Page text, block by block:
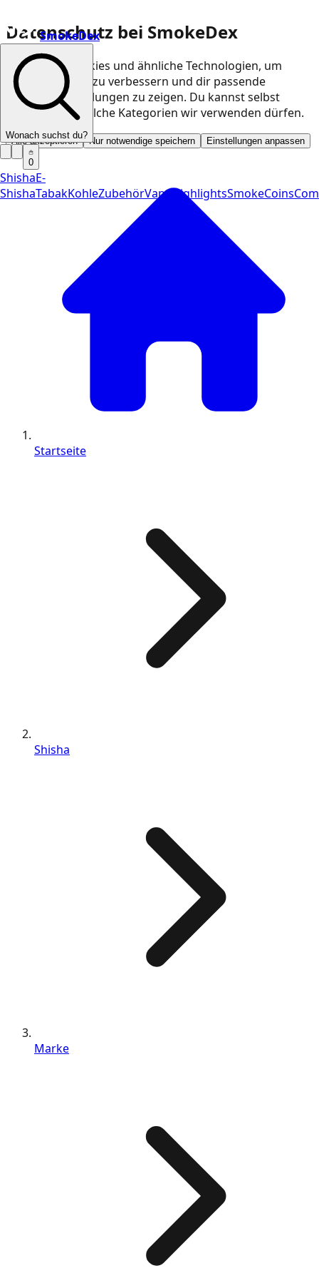
Datenschutz bei SmokeDex
Wir nutzen Cookies und ähnliche Technologien, um
unsere Website zu verbessern und dir passende
Produktempfehlungen zu zeigen. Du kannst selbst
entscheiden, welche Kategorien wir verwenden dürfen.
Alle akzeptieren Nur notwendige speichern Einstellungen anpassen
SmokeDex
Wonach suchst du?
0
ShishaE-
ShishaTabakKohleZubehörVapeHighlightsSmokeCoins
Startseite
Shisha
Marke